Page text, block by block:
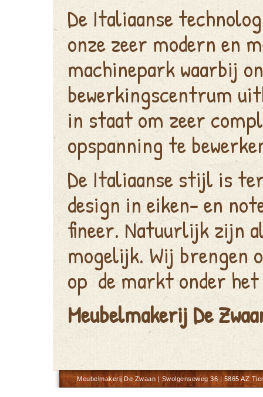
De Italiaanse
onze zeer modern en
machinepark waarbij
bewerkingscentrum
in staat om zeer
opspanning te
De Italiaanse stijl is
design in eiken- en
fineer. Natuurlijk zijn
mogelijk. Wij brengen
op de markt onder het
Meubelmakerij De
Meubelmakerij De Zwaan | Swolgenseweg 36 | 5865 AZ